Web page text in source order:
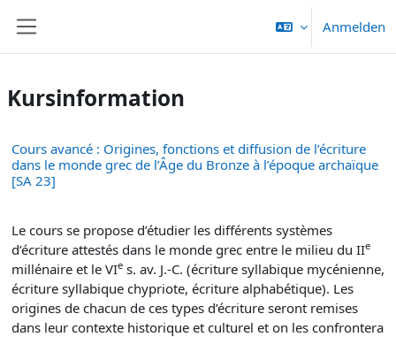
Anmelden
Kursinformation
Cours avancé : Origines, fonctions et diffusion de l’écriture
dans le monde grec de l’Âge du Bronze à l’époque archaïque
[SA 23]
Le cours se propose d’étudier les différents systèmes
d’écriture attestés dans le monde grec entre le milieu du IIe
millénaire et le VIe s. av. J.-C. (écriture syllabique mycénienne,
écriture syllabique chypriote, écriture alphabétique). Les
origines de chacun de ces types d’écriture seront remises
dans leur contexte historique et culturel et on les confrontera